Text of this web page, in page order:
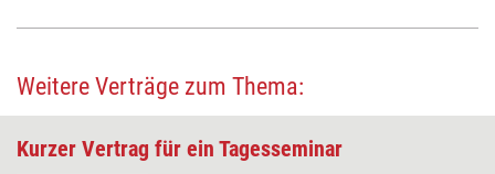
Weitere Verträge zum Thema:
Kurzer Vertrag für ein Tagesseminar